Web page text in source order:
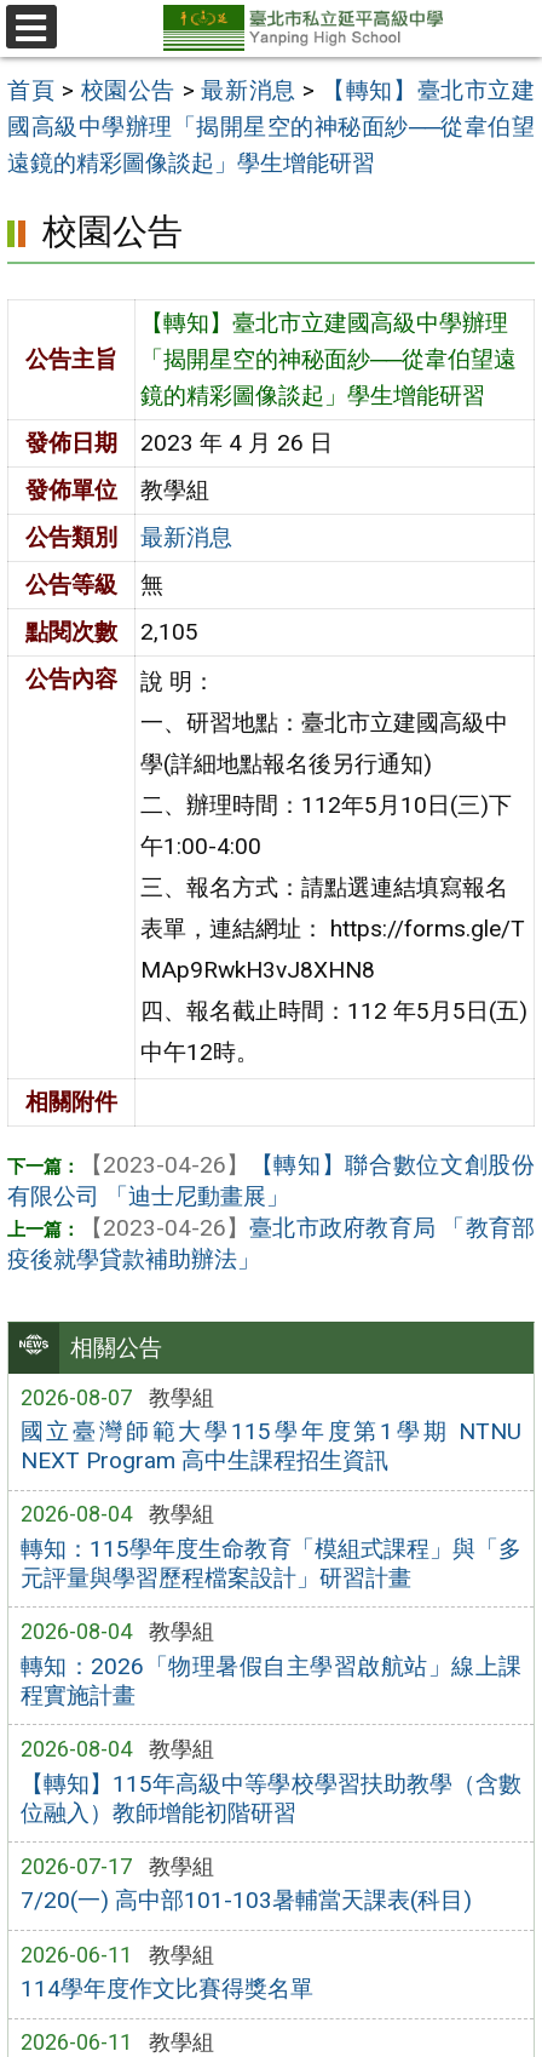
跳
至
主
要
內
選
單
首頁 > 校園公告 >最新消息 >
【轉知】臺北市立建
國高級中學辦理「揭開星空的神秘面紗──從韋伯望
遠鏡的精彩圖像談起」學生增能研習
相關公告
2026-08-07 教學組
國立臺灣師範大學115學年度第1學期 NTNU
NEXT Program 高中生課程招生資訊
2026-08-04 教學組
轉知：115學年度生命教育「模組式課程」與「多
元評量與學習歷程檔案設計」研習計畫
2026-08-04 教學組
轉知：2026「物理暑假自主學習啟航站」線上課
程實施計畫
2026-08-04 教學組
【轉知】115年高級中等學校學習扶助教學（含數
位融入）教師增能初階研習
2026-07-17 教學組
7/20(一) 高中部101-103暑輔當天課表(科目)
2026-06-11 教學組
114學年度作文比賽得獎名單
2026-06-11 教學組
校園公告
公告主旨
【轉知】臺北市立建國高級中學辦理
「揭開星空的神秘面紗──從韋伯望遠
鏡的精彩圖像談起」學生增能研習
發佈日期
2023 年 4 月 26 日
發佈單位
教學組
公告類別
最新消息
公告等級
無
點閱次數
2,105
公告內容
說 明：
一、研習地點：臺北市立建國高級中
學(詳細地點報名後另行通知)
二、辦理時間：112年5月10日(三)下
午1:00-4:00
三、報名方式：請點選連結填寫報名
表單，連結網址： https://forms.gle/T
MAp9RwkH3vJ8XHN8
四、報名截止時間：112 年5月5日(五)
中午12時。
相關附件
【2023-04-26】
【轉知】聯合數位文創股份
有限公司 「迪士尼動畫展」
【2023-04-26】 臺北市政府教育局 「教育部
疫後就學貸款補助辦法」